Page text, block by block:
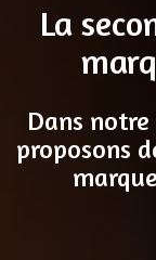
La
Dans
proposons